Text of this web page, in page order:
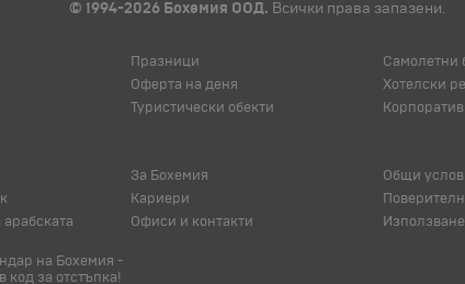
© 1994-2026 Бохемия ООД. Всички права запазени.
Празници
Оферта на деня
Туристически обекти
Самолетни
Хотелски
на Бохемия -
код за отстъпка!
За Бохемия
Кариери
Офиси и контакти
Общи